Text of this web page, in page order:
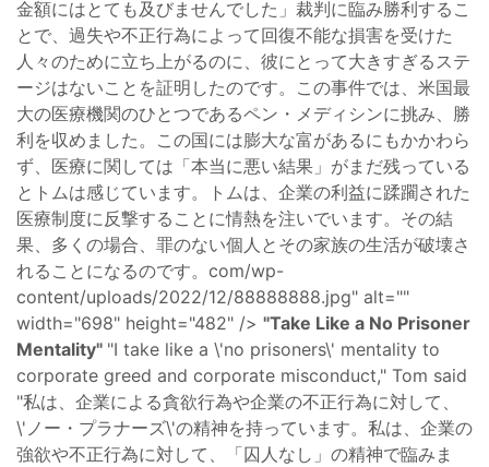
金額にはとても及びませんでした」裁判に臨み勝利するこ
とで、過失や不正行為によって回復不能な損害を受けた
人々のために立ち上がるのに、彼にとって大きすぎるステ
ージはないことを証明したのです。この事件では、米国最
大の医療機関のひとつであるペン・メディシンに挑み、勝
利を収めました。この国には膨大な富があるにもかかわら
ず、医療に関しては「本当に悪い結果」がまだ残っている
とトムは感じています。トムは、企業の利益に蹂躙された
医療制度に反撃することに情熱を注いでいます。その結
果、多くの場合、罪のない個人とその家族の生活が破壊さ
れることになるのです。com/wp-
content/uploads/2022/12/88888888.jpg" alt=""
width="698" height="482" /> "Take Like a No Prisoner
Mentality" "I take like a \'no prisoners\' mentality to
corporate greed and corporate misconduct," Tom said
"私は、企業による貪欲行為や企業の不正行為に対して、
\'ノー・プラナーズ\'の精神を持っています。私は、企業の
強欲や不正行為に対して、「囚人なし」の精神で臨みま